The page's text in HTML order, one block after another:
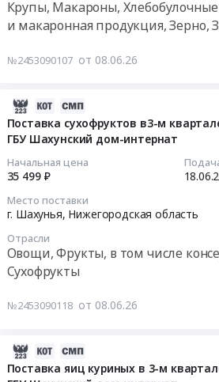
Крупы, Макароны,
и макаронная продукция, Зерно,
№2453090107 от 08.06.26
Поставка сухофруктов в3-м
ГБУ Шахунский дом-интернат
Начальная цена
35 499 ₽
Место поставки
г. Шахунья, Нижегородская область
Отрасли
Овощи, Фрукты, в том числе
Сухофрукты
№2453090118 от 08.06.26
Поставка яиц куриных в 3-м